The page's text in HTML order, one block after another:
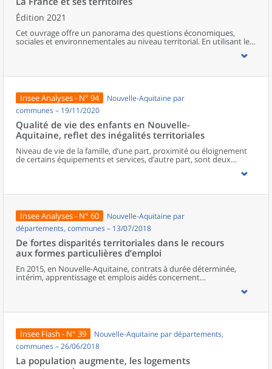
Édition 2021
Cet ouvrage offre un panorama des questions économiques,
sociales et environnementales au niveau territorial. En utilisant les
disparités géographiques en France, sur les forces et faiblesses des
population.
Insee Analyses - N° 94
Nouvelle-Aquitaine par
communes – 19/11/2020
Qualité de vie des enfants en Nouvelle-
Aquitaine, reflet des inégalités territoriales
Niveau de vie de la famille, d’une part, proximité ou éloignement
de certains équipements et services, d’autre part, sont deux
facteurs déterminants de la qualité de vie des enfants.En Nouvelle-
quotidien. Indépendamment d’autres facteurs favorables dans
etc.), une partie de ces enfants cumule cet éloignement avec
l’appartenance à des familles aux niveaux de vie peu élevés.Les
autres enfants néo-aquitains résident en milieux plus denses donc
davantage équipés. La moitié est en difficulté sociale ou
confrontée à de fortes inégalités dans les métropoles, l’autre
moitié vit dans des périphéries accueillant des familles aisées.
Insee Analyses - N° 60
Nouvelle-Aquitaine par
départements, communes – 13/07/2018
De fortes disparités territoriales dans le recours
aux formes particulières d’emploi
En 2015, en Nouvelle-Aquitaine, contrats à durée déterminée,
intérim, apprentissage et emplois aidés concernent
300 000 salariés et représentent 15 % du volume total d’heures
fonction des activités présentes : les zones à caractère industriel
les espaces où les activités touristiques et saisonnières sont les
plus développées. Pour leur part, emplois aidés et apprentissage
répondent à des logiques de politiques publiques. Comparées aux
formes de contrat sont généralement associées à davantage de
Insee Flash - N° 39
Nouvelle-Aquitaine par départements,
communes – 26/06/2018
La population augmente, les logements